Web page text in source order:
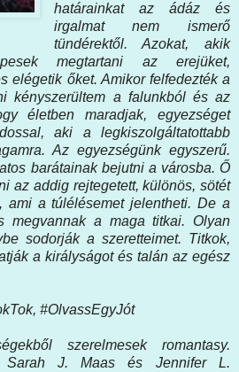
határainkat az ádáz és
irgalmat nem ismerő
tündérektől. Azokat, akik
megtartani az erejüket,
elégetik őket. Amikor felfedezték a
kényszerültem a falunkból és az
életben maradjak, egyezséget
aki a legkiszolgáltatottabb
Az egyezségünk egyszerű.
barátainak bejutni a városba. Ő
az addig rejtegetett, különös, sötét
ami a túlélésemet jelentheti. De a
megvannak a maga titkai. Olyan
sodorják a szeretteimet. Titkok,
a királyságot és talán az egész
#OlvassEgyJót
szerelmesek romantasy.
Sarah J. Maas és Jennifer L.